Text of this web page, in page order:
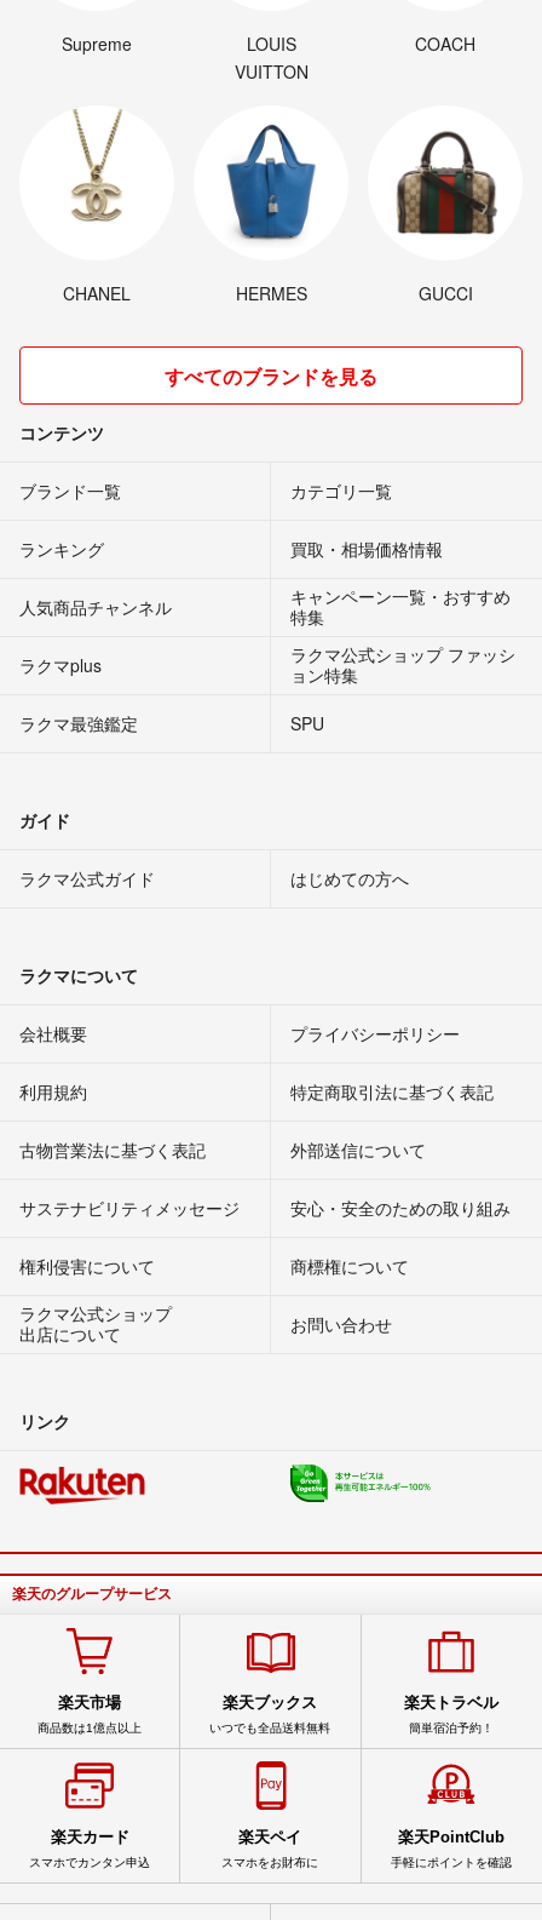
Supreme
LOUIS
VUITTON
COACH
CHANEL HERMES GUCCI
すべてのブランドを見る
コンテンツ
ブランド一覧 カテゴリ一覧
ランキング 買取・相場価格情報
人気商品チャンネル
キャンペーン一覧・おすすめ
特集
ラクマplus
ラクマ公式ショップ ファッシ
ョン特集
ラクマ最強鑑定
SPU
ガイド
ラクマ公式ガイド はじめての方へ
ラクマについて
会社概要 プライバシーポリシー
利用規約 特定商取引法に基づく表記
古物営業法に基づく表記 外部送信について
サステナビリティメッセージ 安心・安全のための取り組み
権利侵害について
商標権について
ラクマ公式ショップ
出店について
お問い合わせ
リンク
楽天のグループサービス
楽天市場
商品数は1億点以上
楽天ブックス
いつでも全品送料無料
楽天トラベル
簡単宿泊予約！
楽天カード
スマホでカンタン申込
楽天ペイ
スマホをお財布に
楽天PointClub
手軽にポイントを確認